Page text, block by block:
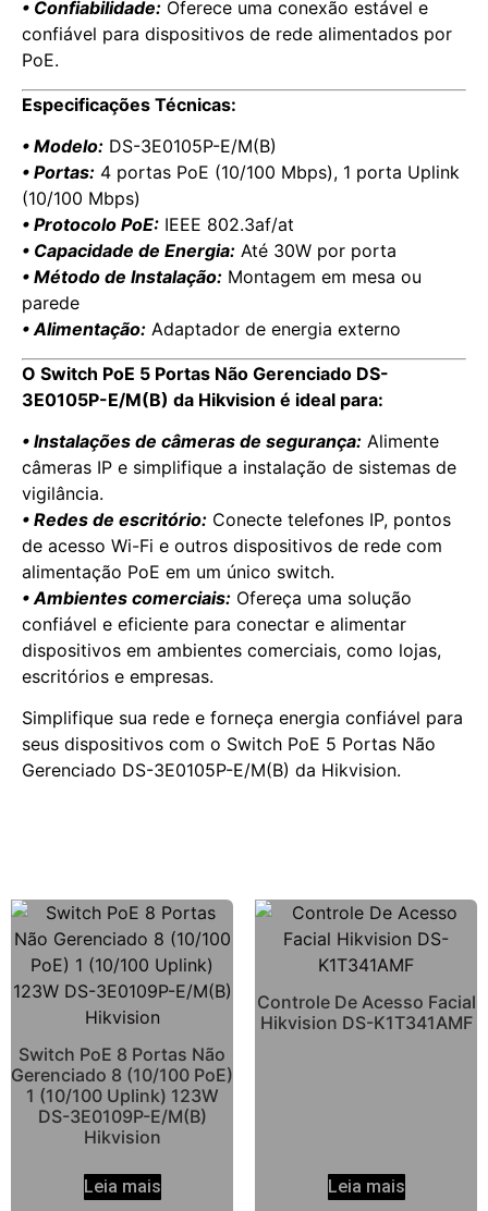
• Confiabilidade: Oferece uma conexão estável e
confiável para dispositivos de rede alimentados por
PoE.
Especificações Técnicas:
• Modelo: DS-3E0105P-E/M(B)
• Portas: 4 portas PoE (10/100 Mbps), 1 porta Uplink
(10/100 Mbps)
• Protocolo PoE: IEEE 802.3af/at
• Capacidade de Energia: Até 30W por porta
• Método de Instalação: Montagem em mesa ou
parede
• Alimentação: Adaptador de energia externo
O Switch PoE 5 Portas Não Gerenciado DS-
3E0105P-E/M(B) da Hikvision é ideal para:
• Instalações de câmeras de segurança: Alimente
câmeras IP e simplifique a instalação de sistemas de
vigilância.
• Redes de escritório: Conecte telefones IP, pontos
de acesso Wi-Fi e outros dispositivos de rede com
alimentação PoE em um único switch.
• Ambientes comerciais: Ofereça uma solução
confiável e eficiente para conectar e alimentar
dispositivos em ambientes comerciais, como lojas,
escritórios e empresas.
Simplifique sua rede e forneça energia confiável para
seus dispositivos com o Switch PoE 5 Portas Não
Gerenciado DS-3E0105P-E/M(B) da Hikvision.
Switch PoE 8 Portas Não
Gerenciado 8 (10/100 PoE)
1 (10/100 Uplink) 123W
DS-3E0109P-E/M(B)
Hikvision
Leia mais
Controle De Acesso Facial
Hikvision DS-K1T341AMF
Leia mais